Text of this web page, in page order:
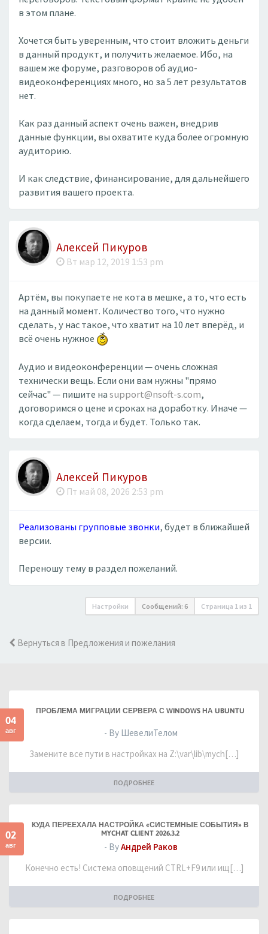
в этом плане.
Хочется быть уверенным, что стоит вложить деньги
в данный продукт, и получить желаемое. Ибо, на
вашем же форуме, разговоров об аудио-
видеоконференциях много, но за 5 лет результатов
нет.
Как раз данный аспект очень важен, внедрив
данные функции, вы охватите куда более огромную
аудиторию.
И как следствие, финансирование, для дальнейшего
развития вашего проекта.
Алексей Пикуров
Вт мар 12, 2019 1:53 pm
Артём, вы покупаете не кота в мешке, а то, что есть
на данный момент. Количество того, что нужно
сделать, у нас такое, что хватит на 10 лет вперёд, и
всё очень нужное
Аудио и видеоконференции — очень сложная
технически вещь. Если они вам нужны "прямо
сейчас" — пишите наsupport@nsoft-s.com,
договоримся о цене и сроках на доработку. Иначе —
когда сделаем, тогда и будет. Только так.
Алексей Пикуров
Пт май 08, 2026 2:53 pm
Реализованы групповые звонки, будет в ближайшей
версии.
Переношу тему в раздел пожеланий.
Настройки Сообщений: 6 Страница 1 из 1
Вернуться в Предложения и пожелания
04
авг
ПРОБЛЕМА МИГРАЦИИ СЕРВЕРА С WINDOWS НА UBUNTU
- By ШевелиТелом
Замените все пути в настройках на Z:\var\lib\mych[…]
ПОДРОБНЕЕ
02
авг
КУДА ПЕРЕЕХАЛА НАСТРОЙКА «СИСТЕМНЫЕ СОБЫТИЯ» В
MYCHAT CLIENT 2026.3.2
- ByАндрей Раков
Конечно есть! Система оповщений CTRL+F9 или ищ[…]
ПОДРОБНЕЕ